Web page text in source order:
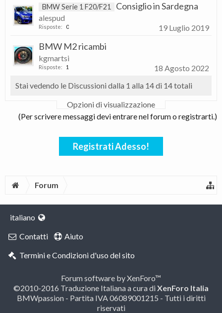
BMW Serie 1 F20/F21 Consiglio in Sardegna
alespud
Risposte: 0 19 Luglio 2019
BMW M2 ricambi
kgmartsi
Risposte: 1
18 Agosto 2022
Stai vedendo le Discussioni dalla 1 alla 14 di 14 totali
Opzioni di visualizzazione
(Per scrivere messaggi devi entrare nel forum o registrarti.)
Registrati Adesso!
Forum
italiano
Contatti
Aiuto
Termini e Condizioni d'uso del sito
Forum software by XenForo™
©2010-2016 Traduzione Italiana a cura diXenForo Italia
BMWpassion - Partita IVA 06089001215 - Tutti i diritti
riservati